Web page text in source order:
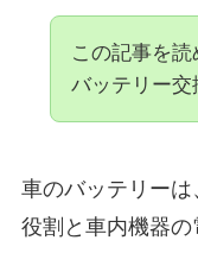
この記事を
バッテリー交
車のバッテリー
役割と車内機器の